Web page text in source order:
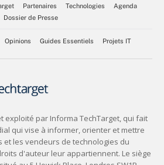
Partenaires Technologies
Agenda
Dossier de Presse
Opinions Guides Essentiels Projets IT